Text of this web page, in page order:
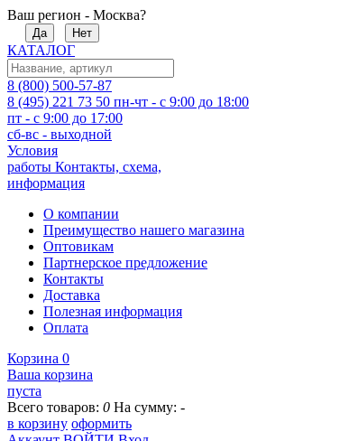
Ваш регион - Москва?
Да Нет
КАТАЛОГ
8 (800) 500-57-87
8 (495) 221 73 50 пн-чт - с 9:00 до 18:00
пт - с 9:00 до 17:00
сб-вс - выходной
Условия
работы Контакты, схема,
информация
О компании
Преимущество нашего магазина
Оптовикам
Партнерское предложение
Контакты
Доставка
Полезная информация
Оплата
Корзина 0
Ваша корзина
пуста
Всего товаров: 0 На сумму: -
в корзину оформить